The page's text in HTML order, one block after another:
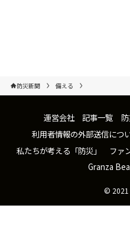
防災新聞 備える
運営会社 記事一覧
利用者情報の外部送信につ
私たちが考える「防災」
ファ
Granza
©